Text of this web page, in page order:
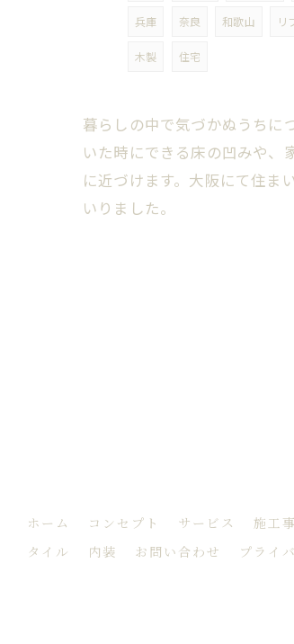
兵庫 奈良 和歌山 リ
木製 住宅
暮らしの中で気づかぬうちに
いた時にできる床の凹みや、
に近づけます。大阪にて住ま
いりました。
ホーム コンセプト サービス 施工
タイル
内装 お問い合わせ プライ